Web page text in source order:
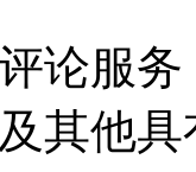
论服
其他